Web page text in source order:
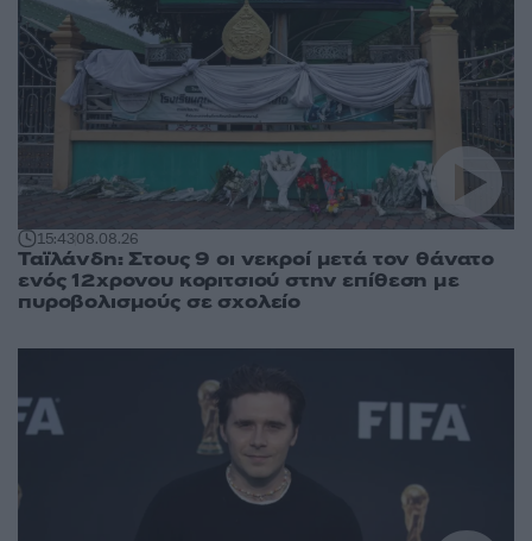
15:4308.08.26
Ταϊλάνδη: Στους 9 οι νεκροί μετά τον θάνατο
ενός 12χρονου κοριτσιού στην επίθεση με
πυροβολισμούς σε σχολείο